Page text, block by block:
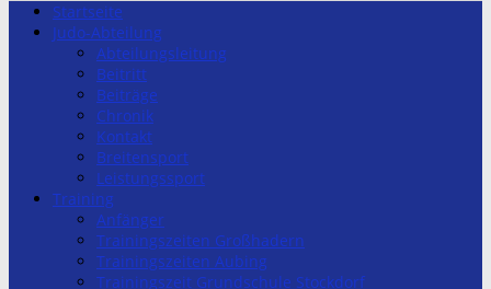
Startseite
Judo-Abteilung
Abteilungsleitung
Beitritt
Beiträge
Chronik
Kontakt
Breitensport
Leistungssport
Training
Anfänger
Trainingszeiten Großhadern
Trainingszeiten Aubing
Trainingszeit Grundschule Stockdorf